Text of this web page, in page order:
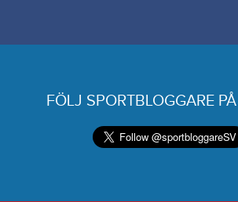
FÖLJ SPORTBLOGGARE PÅ